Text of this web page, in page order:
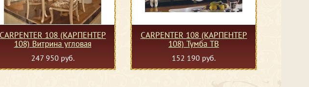
CARPENTER 108 (КАРПЕНТЕР
108) Витрина угловая
247 950 руб.
CARPENTER 108 (КАРПЕНТЕР
108) Тумба ТВ
152 190 руб.